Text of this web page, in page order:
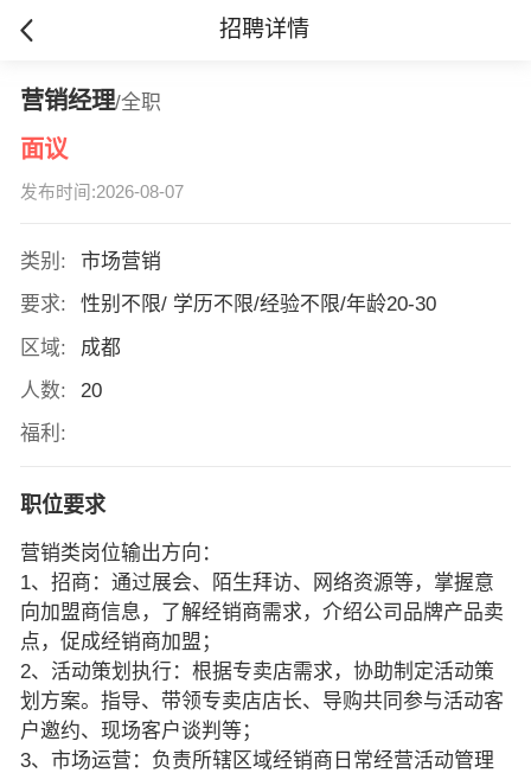
招聘详情
营销经理/全职
面议
发布时间:2026-08-07
类别:
市场营销
要求:
性别不限/ 学历不限/经验不限/年龄20-30
区域:
成都
人数:
20
福利:
职位要求
营销类岗位输出方向：
1、招商：通过展会、陌生拜访、网络资源等，掌握意
向加盟商信息，了解经销商需求，介绍公司品牌产品卖
点，促成经销商加盟；
2、活动策划执行：根据专卖店需求，协助制定活动策
划方案。指导、带领专卖店店长、导购共同参与活动客
户邀约、现场客户谈判等；
3、市场运营：负责所辖区域经销商日常经营活动管理